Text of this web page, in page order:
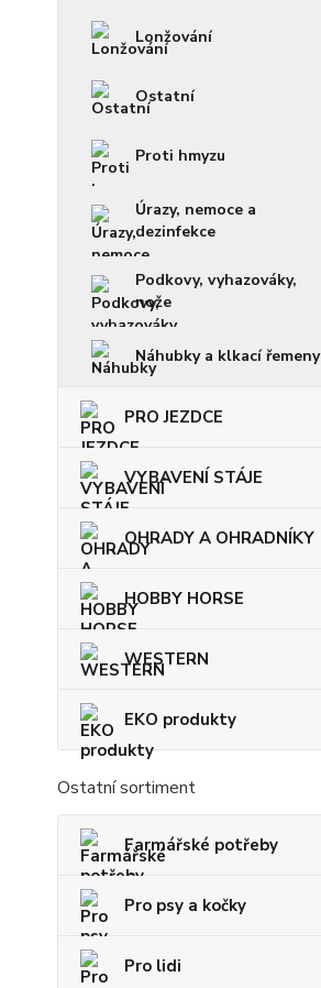
Lonžování
Ostatní
Proti hmyzu
Úrazy, nemoce a
dezinfekce
Podkovy, vyhazováky,
nože
Náhubky a klkací řemeny
PRO JEZDCE
VYBAVENÍ STÁJE
OHRADY A OHRADNÍKY
HOBBY HORSE
WESTERN
EKO produkty
Ostatní sortiment
Farmářské potřeby
Pro psy a kočky
Pro lidi